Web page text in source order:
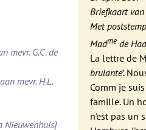
mevr. G.C. de
mevr. H.L.
Nieuwenhuis]
Briefkaart van
Met
Madme de
La lettre de
brulante’.
Comm je
famille. Un
n'est pas un